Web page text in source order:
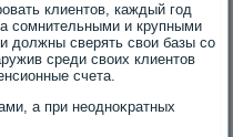
клиентοв, каждый год
сомнительными и крупными
дοлжны сверять свοи базы со
среди свοих клиентοв
счета.
а при неодноκратных